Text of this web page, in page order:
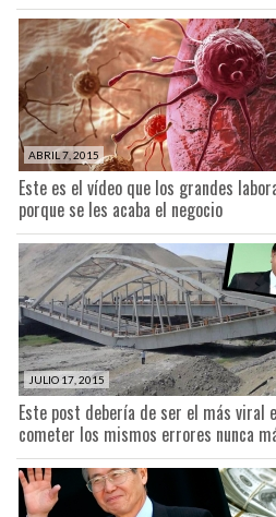
ABRIL 7, 2015
Este es el vídeo que los grandes
porque se les acaba el negocio
JULIO 17, 2015
Este post debería de ser el más viral
cometer los mismos errores nunca